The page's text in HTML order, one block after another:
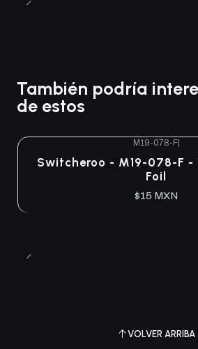
También podría
de estos
Agotado
M19-078-F|
Switcheroo - M19-078-F -
Foil
$15 MXN
VOLVER ARRIBA